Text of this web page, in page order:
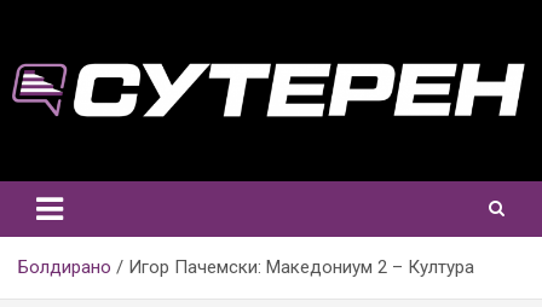
content
Болдирано Игор Пачемски: Македониум 2 – Култура